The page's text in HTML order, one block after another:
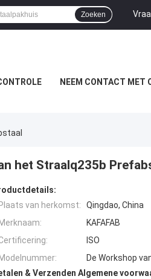
Zoeken
NEEM CONTACT MET
het Straalq235b
Plaats van herkomst:
Qingdao, China
Merknaam:
KAFAFAB
ISO
Modelnummer:
De Workshop
& Verzenden Algemene